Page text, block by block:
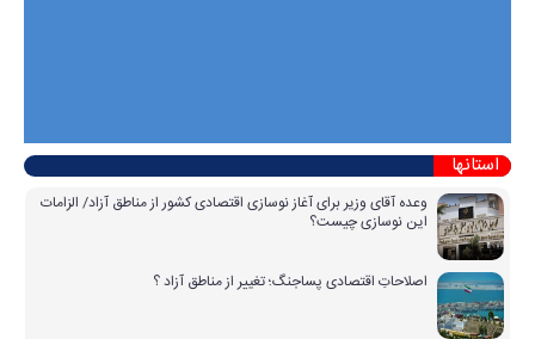
استانها
وعده آقای وزیر برای آغاز نوسازی اقتصادی کشور از مناطق آزاد/ الزامات
این نوسازی چیست؟
اصلاحاتِ اقتصادی پساجنگ؛ تغییر از مناطق آزاد ؟